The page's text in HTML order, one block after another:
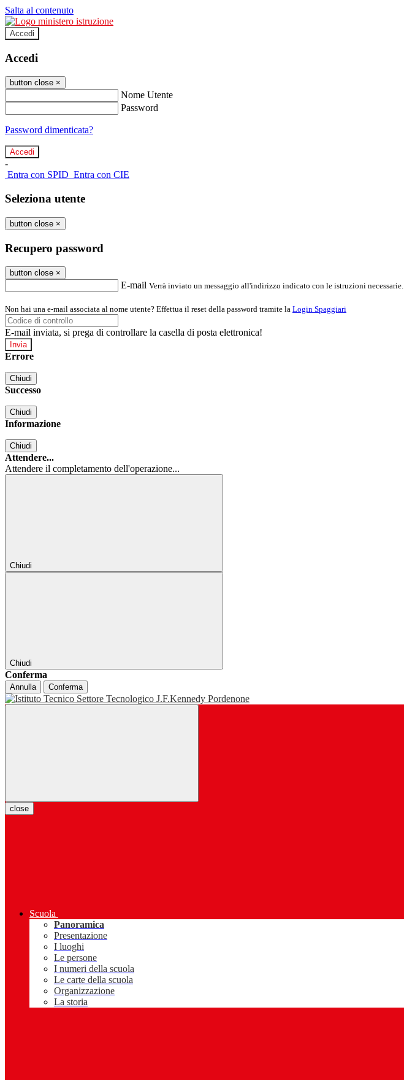
Salta al contenuto
Accedi
Accedi
button close ×
Nome Utente
Password
Password dimenticata?
-
Entra con SPID Entra con CIE
Seleziona utente
button close ×
Recupero password
button close ×
E-mail Verrà inviato un messaggio all'indirizzo indicato con le istruzioni necessarie.
Non hai una e-mail associata al nome utente? Effettua il reset della password tramite la Login Spaggiari
E-mail inviata, si prega di controllare la casella di posta elettronica!
Errore
Chiudi
Successo
Chiudi
Informazione
Chiudi
Attendere...
Attendere il completamento dell'operazione...
Chiudi
Chiudi
Conferma
Annulla Conferma
close
Scuola
Panoramica
Presentazione
I luoghi
Le persone
I numeri della scuola
Le carte della scuola
Organizzazione
La storia